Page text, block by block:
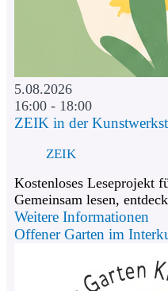
5.08.2026
16:00 - 18:00
ZEIK in der
ZEIK
Kostenloses Leseprojekt
Gemeinsam lesen,
Weitere Informationen
Offener Garten im